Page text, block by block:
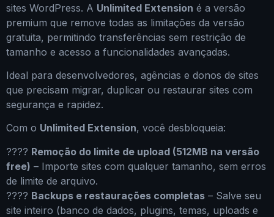
sites WordPress. A Unlimited Extension é a versão
premium que remove todas as limitações da versão
gratuita, permitindo transferências sem restrição de
tamanho e acesso a funcionalidades avançadas.
Ideal para desenvolvedores, agências e donos de sites
que precisam migrar, duplicar ou restaurar sites com
segurança e rapidez.
Com o Unlimited Extension, você desbloqueia:
???? Remoção do limite de upload (512MB na versão
free) – Importe sites com qualquer tamanho, sem erros
de limite de arquivo.
???? Backups e restaurações completas – Salve seu
site inteiro (banco de dados, plugins, temas, uploads e